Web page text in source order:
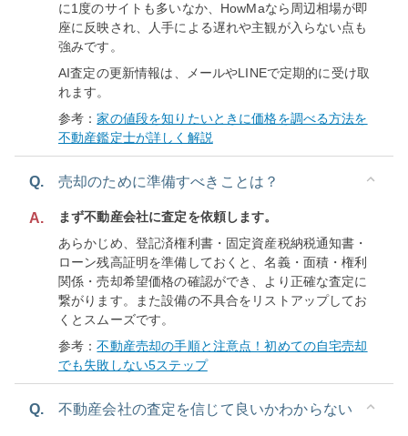
に1度のサイトも多いなか、HowMaなら周辺相場が即
座に反映され、人手による遅れや主観が入らない点も
強みです。
AI査定の更新情報は、メールやLINEで定期的に受け取
れます。
参考：家の値段を知りたいときに価格を調べる方法を
不動産鑑定士が詳しく解説
Q. 売却のために準備すべきことは？
A.
まず不動産会社に査定を依頼します。
あらかじめ、登記済権利書・固定資産税納税通知書・
ローン残高証明を準備しておくと、名義・面積・権利
関係・売却希望価格の確認ができ、より正確な査定に
繋がります。また設備の不具合をリストアップしてお
くとスムーズです。
参考：不動産売却の手順と注意点！初めての自宅売却
でも失敗しない5ステップ
Q. 不動産会社の査定を信じて良いかわからない